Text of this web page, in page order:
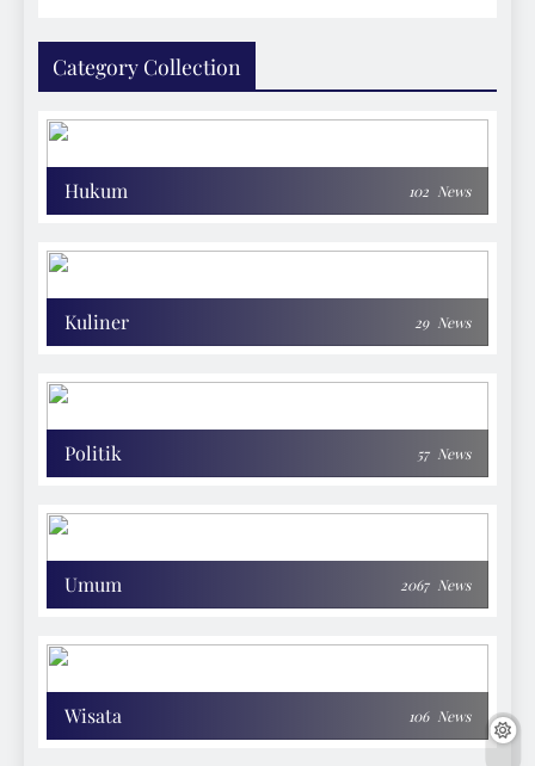
Category Collection
Hukum 102 News
Kuliner 29 News
Politik 57 News
Umum 2067 News
Wisata 106 News